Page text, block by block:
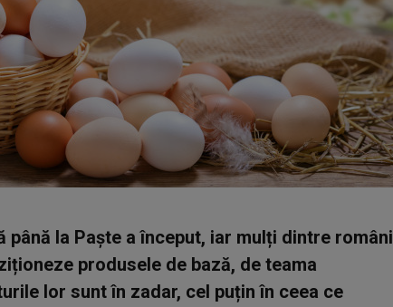
până la Paște a început, iar mulți dintre români
produsele de bază, de teama
lor sunt în zadar, cel puțin în ceea ce